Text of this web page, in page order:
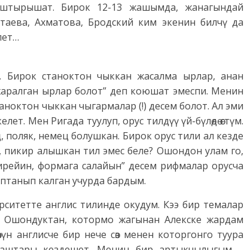
Бирок 12-13 жашымда, жанагындай
Ахматова, Бродский ким экенин билчү да
Бирок станоктон чыккан жасалма ырлар, анан
ырлар болот” деп коюшат эмеспи. Менин
чыккан чыгармалар (!) десем болот. Ал эми
Мен Ригада туулуп, орус тилдүү үй-бүлөдө өстүм.
немец болушкан. Бирок орус тили ал кезде
пикир алышкан тил эмес беле? Ошондон улам го,
формага салайын” десем рифмалар орусча
калган учурда бардым.
англис тилинде окудум. Кээ бир темалар
Ошондуктан, котормо жагынан Алекске жардам
англисче бир нече сөз менен которгонго туура